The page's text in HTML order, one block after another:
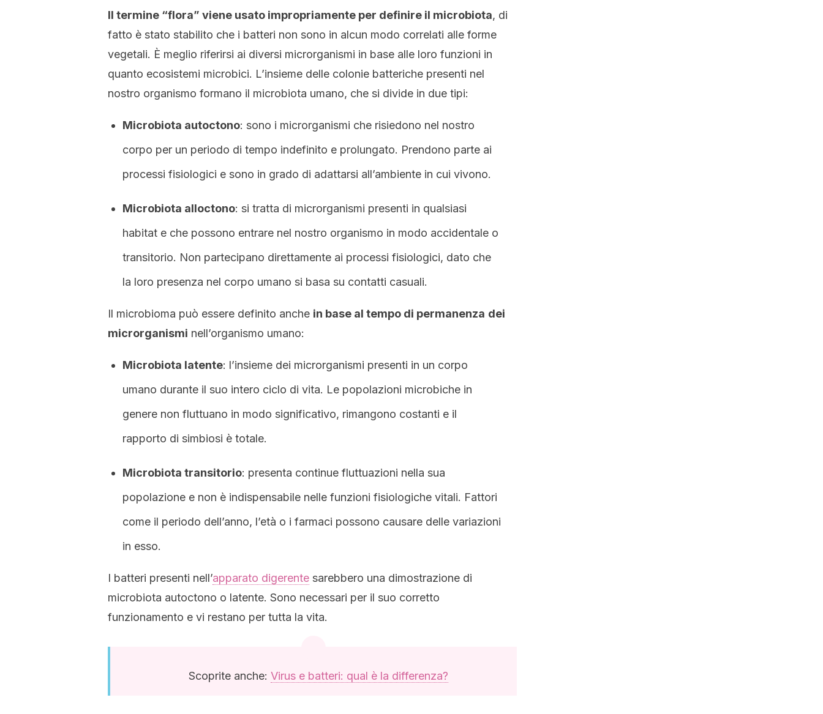
Il termine “flora” viene usato impropriamente per definire il microbiota, di
fatto è stato stabilito che i batteri non sono in alcun modo correlati alle forme
vegetali. È meglio riferirsi ai diversi microrganismi in base alle loro funzioni in
quanto ecosistemi microbici. L’insieme delle colonie batteriche presenti nel
nostro organismo formano il microbiota umano, che si divide in due tipi:
Microbiota autoctono: sono i microrganismi che risiedono nel nostro
corpo per un periodo di tempo indefinito e prolungato. Prendono parte ai
processi fisiologici e sono in grado di adattarsi all’ambiente in cui vivono.
Microbiota alloctono: si tratta di microrganismi presenti in qualsiasi
habitat e che possono entrare nel nostro organismo in modo accidentale o
transitorio. Non partecipano direttamente ai processi fisiologici, dato che
la loro presenza nel corpo umano si basa su contatti casuali.
Il microbioma può essere definito anche in base al tempo di permanenza dei
microrganismi nell’organismo umano:
Microbiota latente: l’insieme dei microrganismi presenti in un corpo
umano durante il suo intero ciclo di vita. Le popolazioni microbiche in
genere non fluttuano in modo significativo, rimangono costanti e il
rapporto di simbiosi è totale.
Microbiota transitorio: presenta continue fluttuazioni nella sua
popolazione e non è indispensabile nelle funzioni fisiologiche vitali. Fattori
come il periodo dell’anno, l’età o i farmaci possono causare delle variazioni
in esso.
I batteri presenti nell’apparato digerente sarebbero una dimostrazione di
microbiota autoctono o latente. Sono necessari per il suo corretto
funzionamento e vi restano per tutta la vita.
Scoprite anche: Virus e batteri: qual è la differenza?